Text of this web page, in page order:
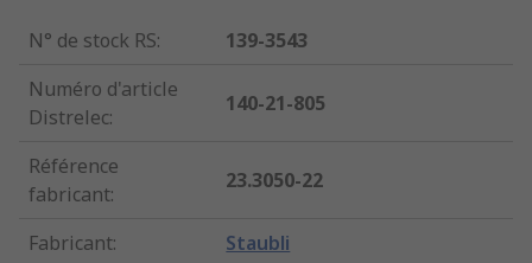
N° de stock RS:
139-3543
Numéro d'article
Distrelec:
140-21-805
Référence
fabricant:
23.3050-22
Fabricant: Staubli